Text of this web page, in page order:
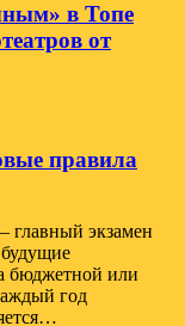
в Топе
от
правила
главный экзамен
бюджетной или
год